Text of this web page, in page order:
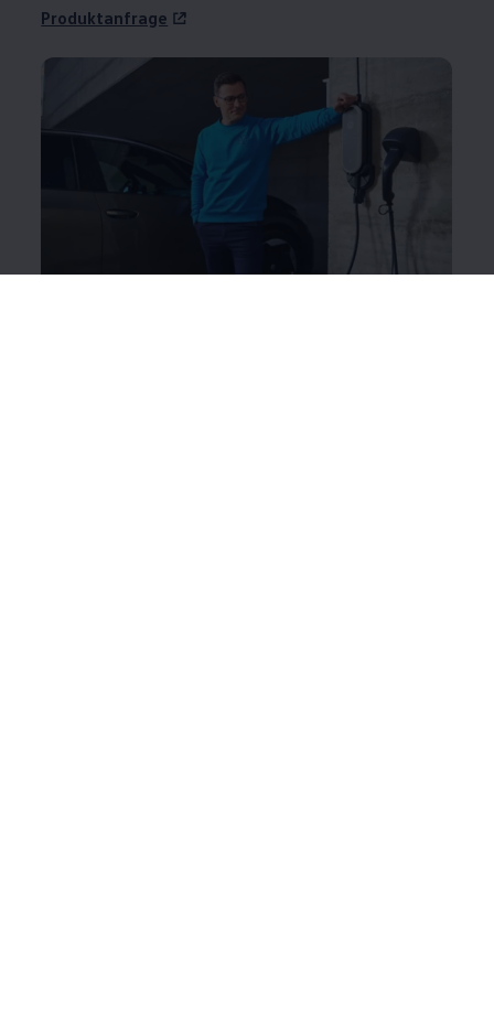
Produktanfrage